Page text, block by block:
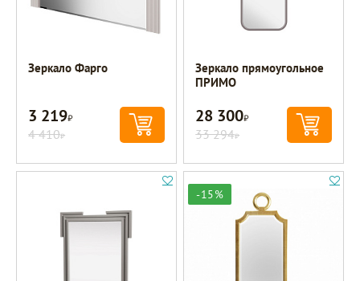
Зеркало Фарго
3 219Р
4 410Р
Зеркало прямоугольное
ПРИМО
28 300Р
33 294Р
-15%